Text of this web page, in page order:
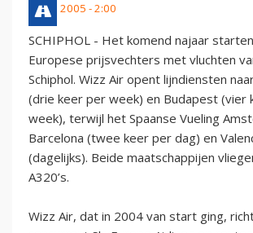
29 juli 2005 - 2:00
SCHIPHOL - Het komend najaar
Europese prijsvechters met vluchten
Schiphol. Wizz Air opent lijndiensten
(drie keer per week) en Budapest (vier
week), terwijl het Spaanse Vueling
Barcelona (twee keer per dag) en
(dagelijks). Beide maatschappijen
A320’s.
Wizz Air, dat in 2004 van start ging,